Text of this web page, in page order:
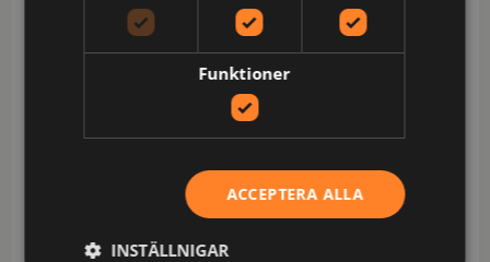
DERBYOFSWEDEN
Funktioner
ACCEPTERA ALLA
INSTÄLLNIGAR